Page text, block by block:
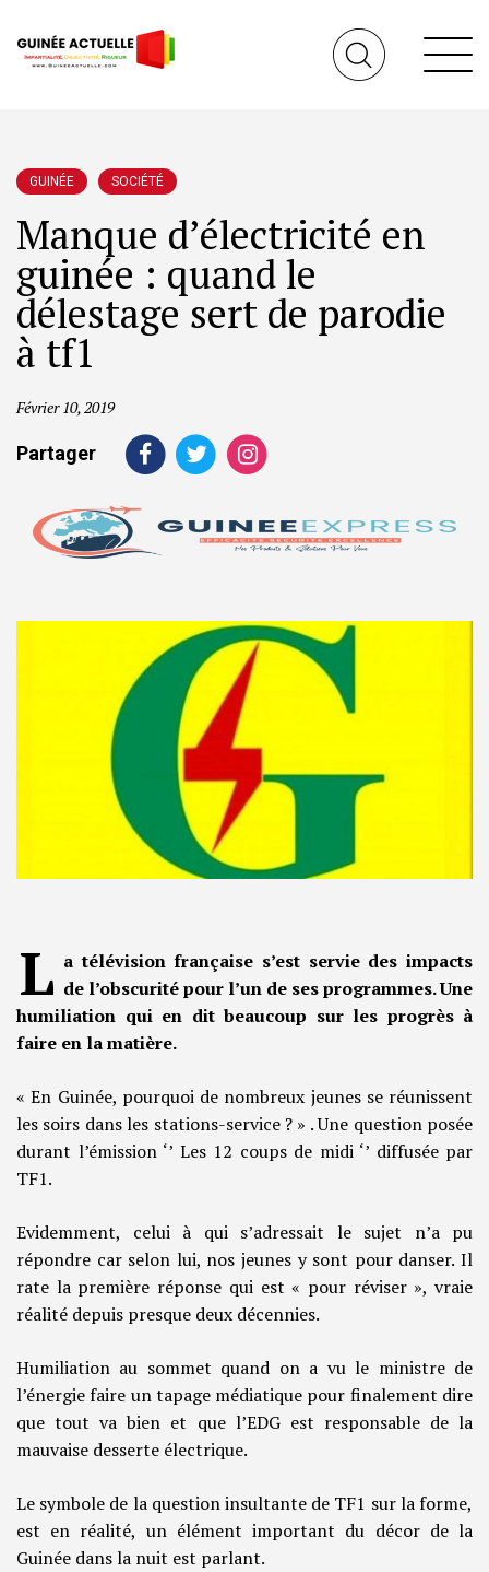
GUINÉE SOCIÉTÉ
Manque d’électricité en
guinée : quand le
délestage sert de parodie
à tf1
Février 10, 2019
Partager
L a télévision française s’est servie des impacts
de l’obscurité pour l’un de ses programmes. Une
humiliation qui en dit beaucoup sur les progrès à
faire en la matière.
« En Guinée, pourquoi de nombreux jeunes se réunissent
les soirs dans les stations-service ? » . Une question posée
durant l’émission ‘’ Les 12 coups de midi ‘’ diffusée par
TF1.
Evidemment, celui à qui s’adressait le sujet n’a pu
répondre car selon lui, nos jeunes y sont pour danser. Il
rate la première réponse qui est « pour réviser », vraie
réalité depuis presque deux décennies.
Humiliation au sommet quand on a vu le ministre de
l’énergie faire un tapage médiatique pour finalement dire
que tout va bien et que l’EDG est responsable de la
mauvaise desserte électrique.
Le symbole de la question insultante de TF1 sur la forme,
est en réalité, un élément important du décor de la
Guinée dans la nuit est parlant.